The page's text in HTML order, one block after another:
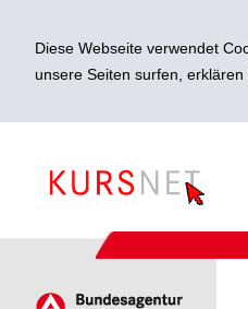
Diese Webseite verwendet
unsere Seiten surfen,